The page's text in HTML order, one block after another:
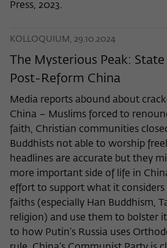
Press, 2023.
KOLLOQUIUM, 29.10.2024
The Mysterious Peak:
Post-Reform China
Media reports abound about
China – Muslims forced to
faith, Christian communities
Buddhists not able to worship
headlines are accurate but they
more important side of life in
effort to support what it considers
faiths (especially Han Buddhism,
religion) and use them to bolster
to how Putin’s Russia uses